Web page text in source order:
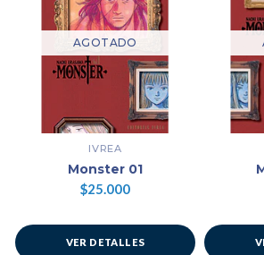
AGOTADO
IVREA
Monster 01
$25.000
VER DETALLES